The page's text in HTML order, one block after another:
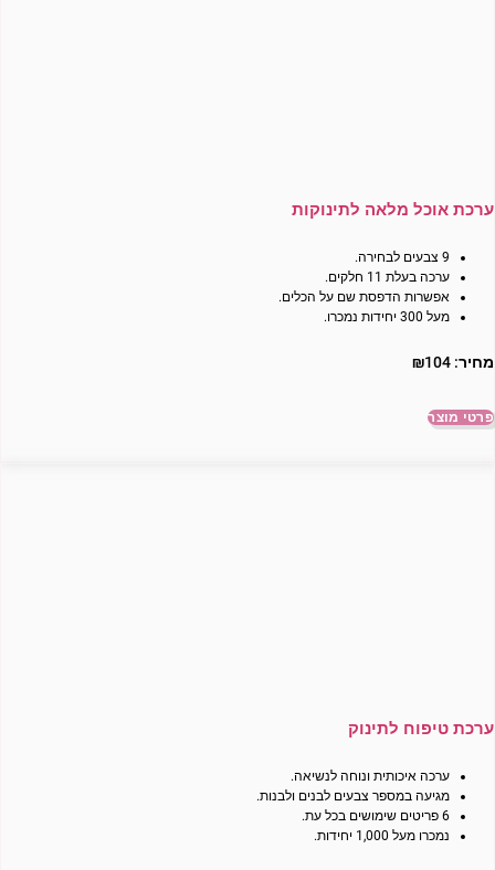
ערכת אוכל מלאה לתינוקות
9 צבעים לבחירה.
ערכה בעלת 11 חלקים.
אפשרות הדפסת שם על הכלים.
מעל 300 יחידות נמכרו.
מחיר: ₪104
פרטי מוצר
ערכת טיפוח לתינוק
ערכה איכותית ונוחה לנשיאה.
מגיעה במספר צבעים לבנים ולבנות.
6 פריטים שימושים בכל עת.
נמכרו מעל 1,000 יחידות.